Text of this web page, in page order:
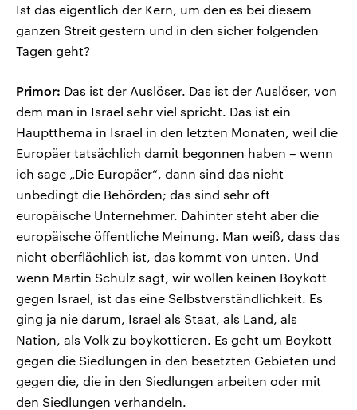
Ist das eigentlich der Kern, um den es bei diesem
ganzen Streit gestern und in den sicher folgenden
Tagen geht?
Primor: Das ist der Auslöser. Das ist der Auslöser, von
dem man in Israel sehr viel spricht. Das ist ein
Hauptthema in Israel in den letzten Monaten, weil die
Europäer tatsächlich damit begonnen haben – wenn
ich sage „Die Europäer“, dann sind das nicht
unbedingt die Behörden; das sind sehr oft
europäische Unternehmer. Dahinter steht aber die
europäische öffentliche Meinung. Man weiß, dass das
nicht oberflächlich ist, das kommt von unten. Und
wenn Martin Schulz sagt, wir wollen keinen Boykott
gegen Israel, ist das eine Selbstverständlichkeit. Es
ging ja nie darum, Israel als Staat, als Land, als
Nation, als Volk zu boykottieren. Es geht um Boykott
gegen die Siedlungen in den besetzten Gebieten und
gegen die, die in den Siedlungen arbeiten oder mit
den Siedlungen verhandeln.